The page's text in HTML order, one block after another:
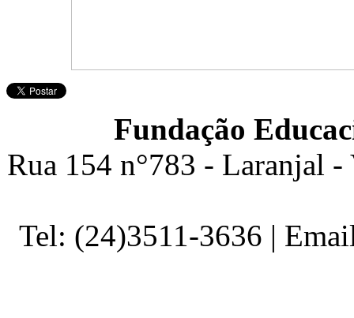
Fundação
Rua 154 n°783 - Laranjal
Tel: (24)3511-3636 |